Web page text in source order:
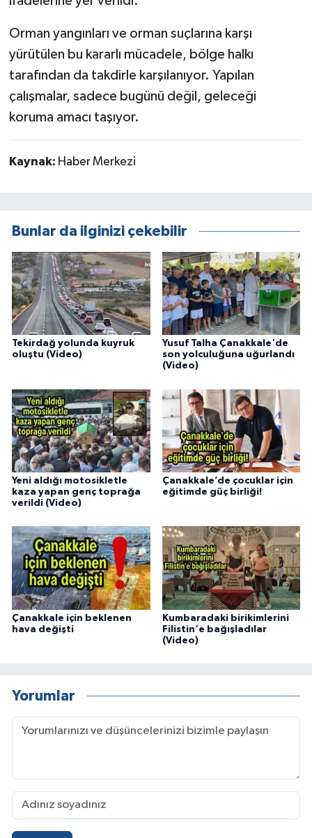
Orman yangınları ve orman suçlarına karşı
yürütülen bu kararlı mücadele, bölge halkı
tarafından da takdirle karşılanıyor. Yapılan
çalışmalar, sadece bugünü değil, geleceği
koruma amacı taşıyor.
Kaynak: Haber Merkezi
Bunlar da ilginizi çekebilir
Tekirdağ yolunda kuyruk
oluştu (Video)
Yusuf Talha Çanakkale'de
son yolculuğuna uğurlandı
(Video)
Yeni aldığı motosikletle
kaza yapan genç toprağa
verildi (Video)
Çanakkale’de çocuklar için
eğitimde güç birliği!
Çanakkale için beklenen
hava değişti
Kumbaradaki birikimlerini
Filistin'e bağışladılar
(Video)
Yorumlar